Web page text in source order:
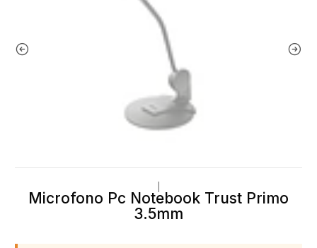
Microfono Pc Notebook Trust Primo
3.5mm